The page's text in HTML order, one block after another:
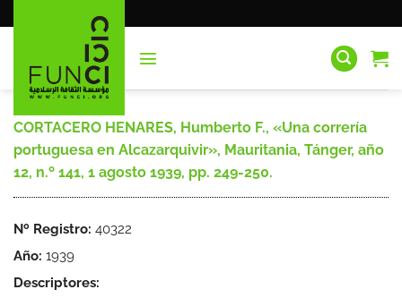
al
CORTACERO HENARES, Humberto F., «Una correría
portuguesa en Alcazarquivir», Mauritania, Tánger, año
12, n.º 141, 1 agosto 1939, pp. 249-250.
Nº Registro: 40322
Año: 1939
Descriptores: